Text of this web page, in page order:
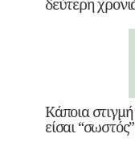
δεύτερη
Κάποια
είσαι “σωστός”